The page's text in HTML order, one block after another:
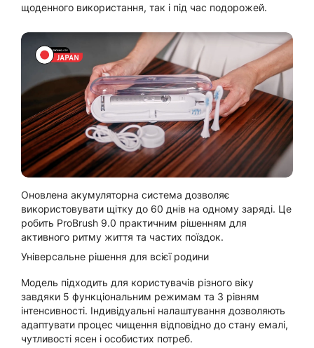
щоденного використання, так і під час подорожей.
Оновлена акумуляторна система дозволяє
використовувати щітку до 60 днів на одному заряді. Це
робить ProBrush 9.0 практичним рішенням для
активного ритму життя та частих поїздок.
Універсальне рішення для всієї родини
Модель підходить для користувачів різного віку
завдяки 5 функціональним режимам та 3 рівням
інтенсивності. Індивідуальні налаштування дозволяють
адаптувати процес чищення відповідно до стану емалі,
чутливості ясен і особистих потреб.